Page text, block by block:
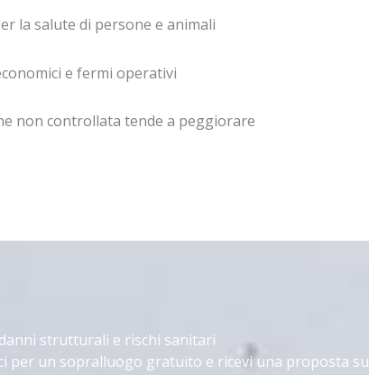
la salute di persone e animali
e fermi operativi
non controllata tende a peggiorare
strutturali e rischi sanitari
per un sopralluogo gratuito e ricevi una proposta su